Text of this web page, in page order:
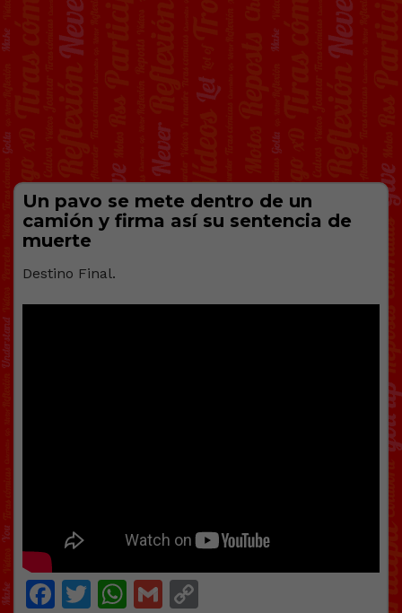
Un pavo se mete dentro de un
camión y firma así su sentencia de
muerte
Destino Final.
Facebook
Twitter
WhatsApp
Gmail